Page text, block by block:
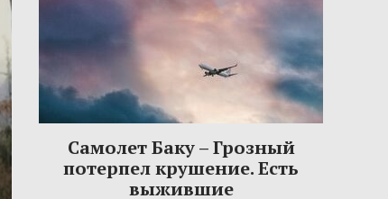
Самолет Баку – Грозный
потерпел крушение. Есть
выжившие